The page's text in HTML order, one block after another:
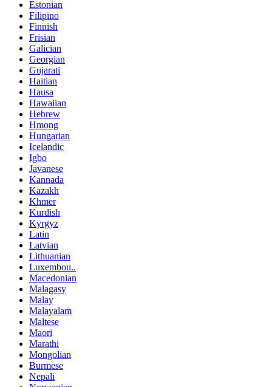
Estonian
Filipino
Finnish
Frisian
Galician
Georgian
Gujarati
Haitian
Hausa
Hawaiian
Hebrew
Hmong
Hungarian
Icelandic
Igbo
Javanese
Kannada
Kazakh
Khmer
Kurdish
Kyrgyz
Latin
Latvian
Lithuanian
Luxembou..
Macedonian
Malagasy
Malay
Malayalam
Maltese
Maori
Marathi
Mongolian
Burmese
Nepali